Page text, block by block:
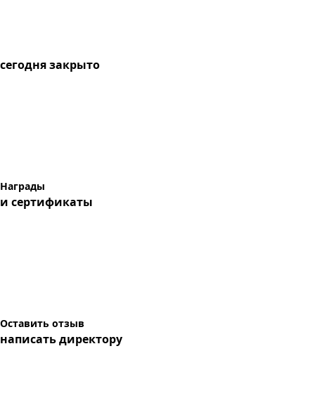
сегоднязакрыто
Награды
и сертификаты
Оставить отзыв
написать директору